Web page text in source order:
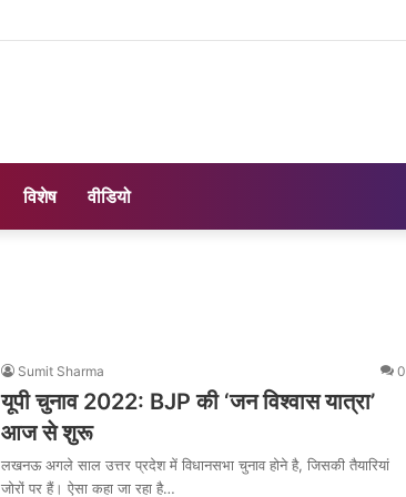
विशेष वीडियो
Sumit Sharma 0
यूपी चुनाव 2022: BJP की ‘जन विश्वास यात्रा’
आज से शुरू
लखनऊ अगले साल उत्तर प्रदेश में विधानसभा चुनाव होने है, जिसकी तैयारियां
जोरों पर हैं। ऐसा कहा जा रहा है…